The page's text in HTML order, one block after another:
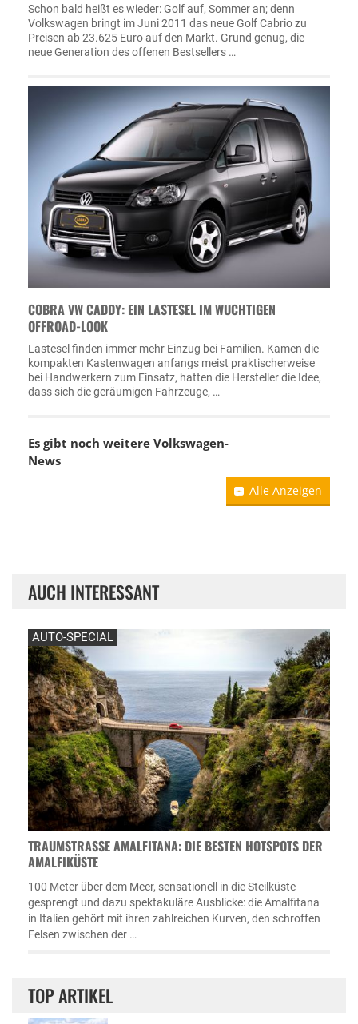
Schon bald heißt es wieder: Golf auf, Sommer an; denn
Volkswagen bringt im Juni 2011 das neue Golf Cabrio zu
Preisen ab 23.625 Euro auf den Markt. Grund genug, die
neue Generation des offenen Bestsellers …
COBRA VW CADDY: EIN LASTESEL IM WUCHTIGEN
OFFROAD-LOOK
Lastesel finden immer mehr Einzug bei Familien. Kamen die
kompakten Kastenwagen anfangs meist praktischerweise
bei Handwerkern zum Einsatz, hatten die Hersteller die Idee,
dass sich die geräumigen Fahrzeuge, …
Es gibt noch weitere Volkswagen-
News
Alle Anzeigen
AUCH INTERESSANT
AUTO-SPECIAL
TRAUMSTRASSE AMALFITANA: DIE BESTEN HOTSPOTS DER A
MALFIKÜSTE
100 Meter über dem Meer, sensationell in die Steilküste
gesprengt und dazu spektakuläre Ausblicke: die Amalfitana
in Italien gehört mit ihren zahlreichen Kurven, den schroffen
Felsen zwischen der …
TOP ARTIKEL